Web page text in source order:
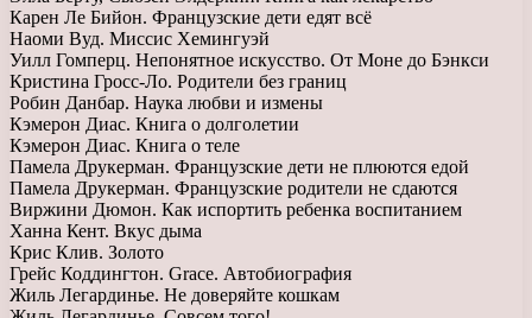
Карен Ле Бийон. Французские дети едят всё
Наоми Вуд. Миссис Хемингуэй
Уилл Гомперц. Непонятное искусство. От Моне до Бэнкси
Кристина Гросс-Ло. Родители без границ
Робин Данбар. Наука любви и измены
Кэмерон Диас. Книга о долголетии
Кэмерон Диас. Книга о теле
Памела Друкерман. Французские дети не плюются едой
Памела Друкерман. Французские родители не сдаются
Виржини Дюмон. Как испортить ребенка воспитанием
Ханна Кент. Вкус дыма
Крис Клив. Золото
Грейс Коддингтон. Grace. Автобиография
Жиль Легардинье. Не доверяйте кошкам